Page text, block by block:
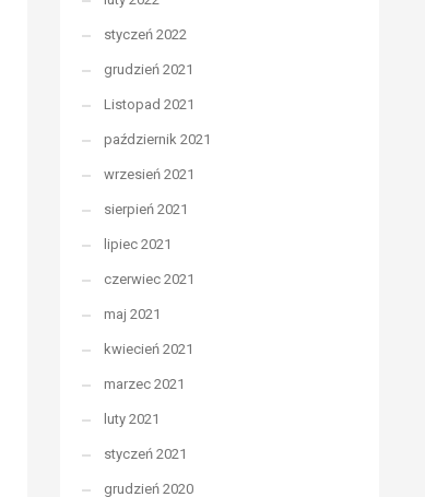
styczeń 2022
grudzień 2021
Listopad 2021
październik 2021
wrzesień 2021
sierpień 2021
lipiec 2021
czerwiec 2021
maj 2021
kwiecień 2021
marzec 2021
luty 2021
styczeń 2021
grudzień 2020